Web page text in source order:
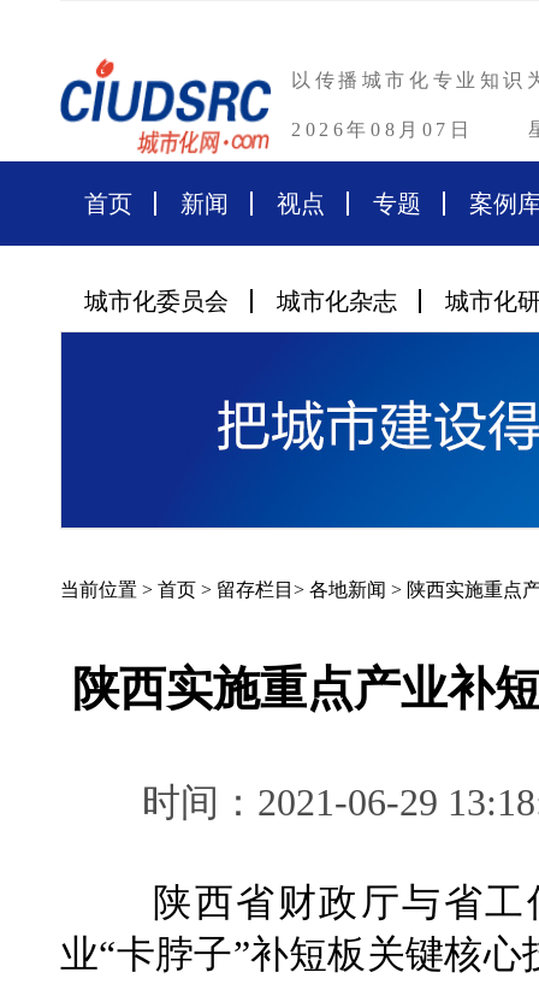
以传播城市化专业知识
2026年08月07日
首页 新闻 视点 专题 案例
城市化委员会 城市化杂志 城市化
当前位置 > 首页 > 留存栏目 > 各地新闻 > 陕西实施重点
陕西实施重点产业补
时间：2021-06-29
陕西省财政厅与省工
业“卡脖子”补短板关键核